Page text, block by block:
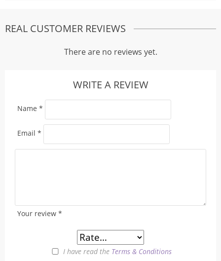
REAL CUSTOMER REVIEWS
There are no reviews yet.
WRITE A REVIEW
Your review *
I have read the Terms & Conditions
Name *
Email *